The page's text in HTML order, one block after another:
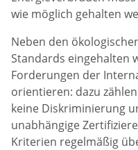
wie möglich gehalten
Neben den
Standards eingehalten
Forderungen der
orientieren: dazu
keine Diskriminierung
unabhängige
Kriterien regelmäßig